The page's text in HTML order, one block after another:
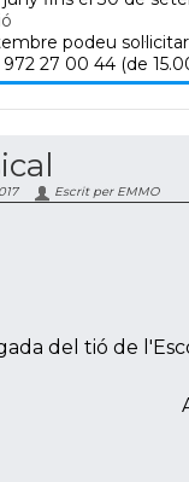
podeu
27 00 44 (de
Escrit per EMMO
del tió de